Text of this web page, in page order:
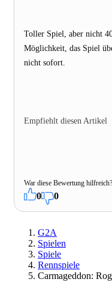
Toller Spiel, aber nicht
Möglichkeit, das Spiel
nicht sofort.
Empfiehlt diesen Artikel
War diese Bewertung hilfreich?
0 0
G2A
Spielen
Spiele
Rennspiele
Carmageddon: